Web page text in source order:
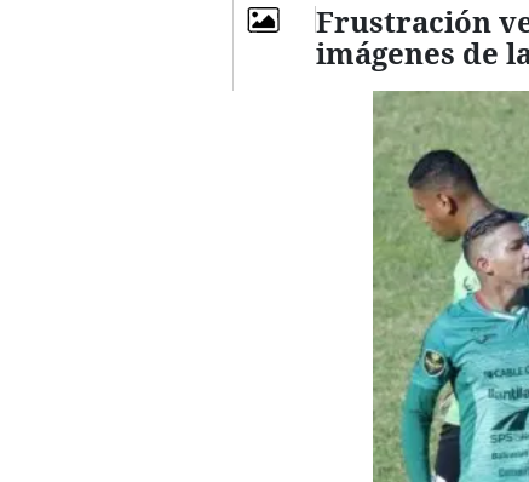
Frustración
imágenes de